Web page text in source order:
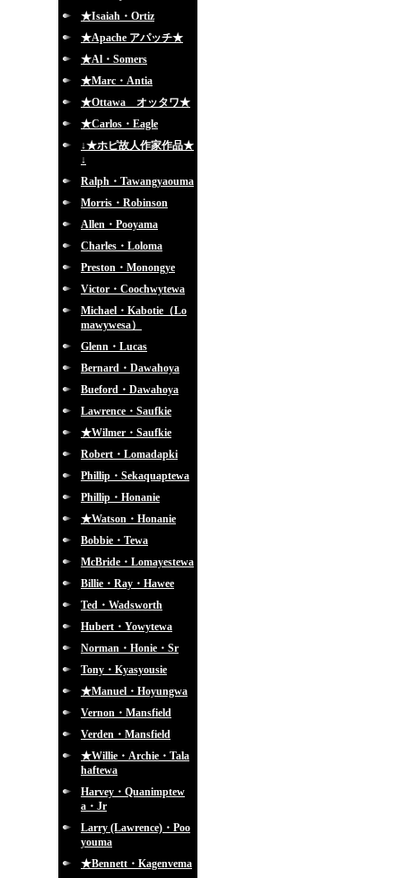
★Isaiah・Ortiz
★Apache アパッチ★
★Al・Somers
★Marc・Antia
★Ottawa オッタワ★
★Carlos・Eagle
↓★ホピ故人作家作品★
↓
Ralph・Tawangyaouma
Morris・Robinson
Allen・Pooyama
Charles・Loloma
Preston・Monongye
Victor・Coochwytewa
Michael・Kabotie（Lo
mawywesa）
Glenn・Lucas
Bernard・Dawahoya
Bueford・Dawahoya
Lawrence・Saufkie
★Wilmer・Saufkie
Robert・Lomadapki
Phillip・Sekaquaptewa
Phillip・Honanie
★Watson・Honanie
Bobbie・Tewa
McBride・Lomayestewa
Billie・Ray・Hawee
Ted・Wadsworth
Hubert・Yowytewa
Norman・Honie・Sr
Tony・Kyasyousie
★Manuel・Hoyungwa
Vernon・Mansfield
Verden・Mansfield
★Willie・Archie・Tala
haftewa
Harvey・Quanimptew
a・Jr
Larry (Lawrence)・Poo
youma
★Bennett・Kagenvema